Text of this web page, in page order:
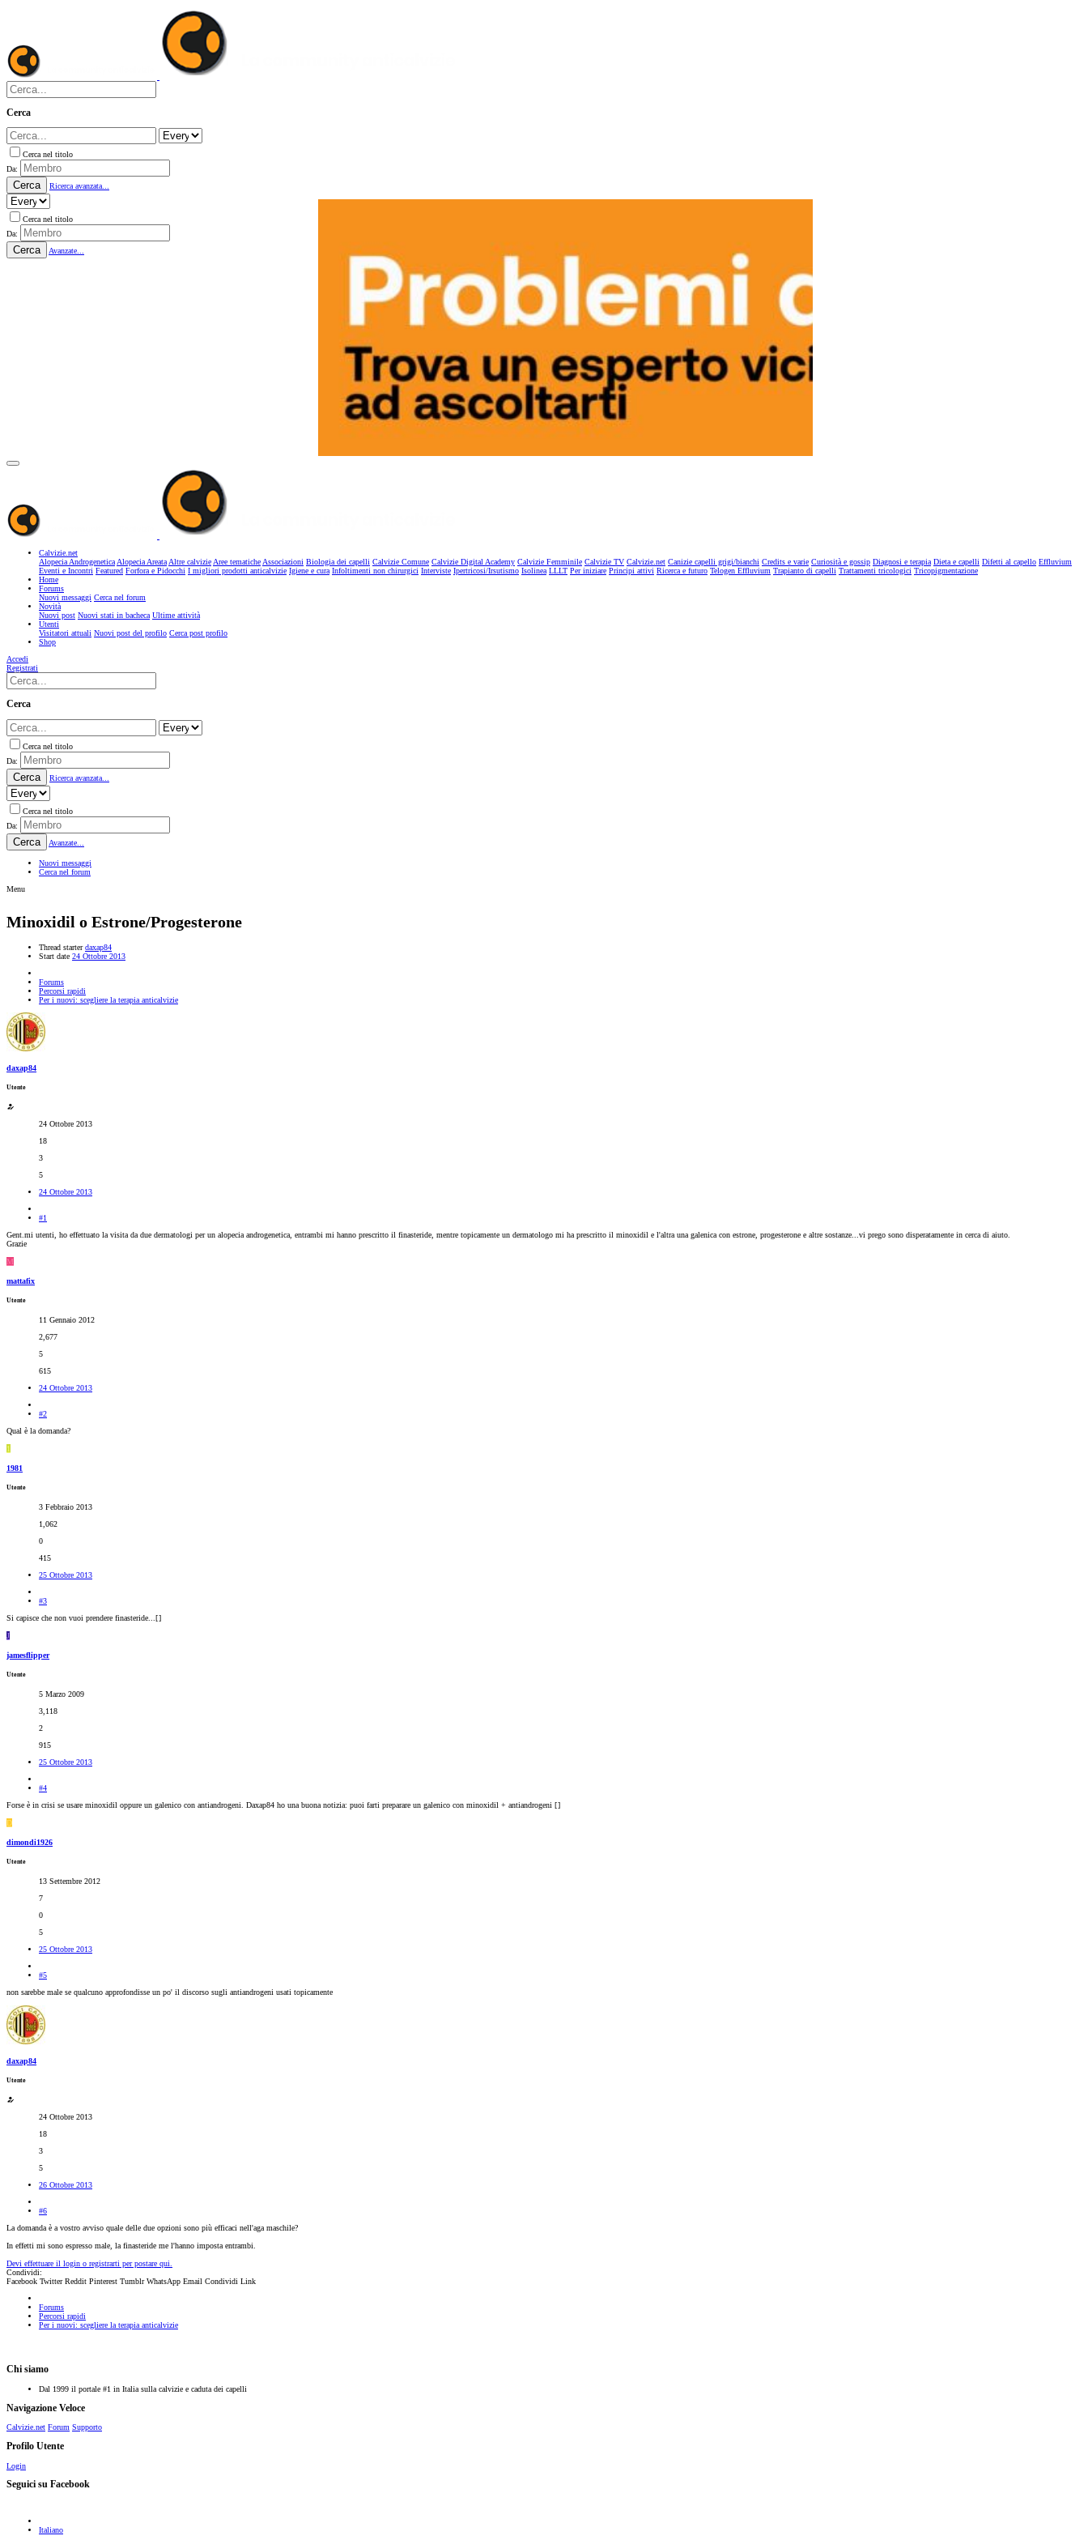
Cerca
Cerca nel titolo
Da:
Cerca Ricerca avanzata...
Cerca nel titolo
Da:
Cerca Avanzate...
Calvizie.net
Alopecia AndrogeneticaAlopecia AreataAltre calvizieAree tematicheAssociazioni Biologia dei capelli Calvizie Comune Calvizie Digital Academy Calvizie Femminile Calvizie TV Calvizie.net Canizie capelli grigi/bianchi Credits e varie Curiosità e gossip Diagnosi e terapia Dieta e capelli Difetti al capello Effluvium
Eventi e Incontri Featured Forfora e Pidocchi I migliori prodotti anticalvizie Igiene e cura Infoltimenti non chirurgici Interviste Ipertricosi/Irsutismo Isolinea LLLT Per iniziare Principi attivi Ricerca e futuro Telogen Effluvium Trapianto di capelli Trattamenti tricologici Tricopigmentazione
Home
Forums
Nuovi messaggi Cerca nel forum
Novità
Nuovi post Nuovi stati in bacheca Ultime attività
Utenti
Visitatori attuali Nuovi post del profilo Cerca post profilo
Shop
Accedi
Registrati
Cerca
Cerca nel titolo
Da:
Cerca Ricerca avanzata...
Cerca nel titolo
Da:
Cerca Avanzate...
Nuovi messaggi
Cerca nel forum
Menu
Minoxidil o Estrone/Progesterone
Thread starter daxap84
Start date 24 Ottobre 2013
Forums
Percorsi rapidi
Per i nuovi: scegliere la terapia anticalvizie
daxap84
Utente
24 Ottobre 2013
18
3
5
24 Ottobre 2013
#1
Gent.mi utenti, ho effettuato la visita da due dermatologi per un alopecia androgenetica, entrambi mi hanno prescritto il finasteride, mentre topicamente un dermatologo mi ha prescritto il minoxidil e l'altra una galenica con estrone, progesterone e altre sostanze...vi prego sono disperatamente in cerca di aiuto.
Grazie
M
mattafix
Utente
11 Gennaio 2012
2,677
5
615
24 Ottobre 2013
#2
Qual è la domanda?
1
1981
Utente
3 Febbraio 2013
1,062
0
415
25 Ottobre 2013
#3
Si capisce che non vuoi prendere finasteride...[]
J
jamesflipper
Utente
5 Marzo 2009
3,118
2
915
25 Ottobre 2013
#4
Forse è in crisi se usare minoxidil oppure un galenico con antiandrogeni. Daxap84 ho una buona notizia: puoi farti preparare un galenico con minoxidil + antiandrogeni []
D
dimondi1926
Utente
13 Settembre 2012
7
0
5
25 Ottobre 2013
#5
non sarebbe male se qualcuno approfondisse un po' il discorso sugli antiandrogeni usati topicamente
daxap84
Utente
24 Ottobre 2013
18
3
5
26 Ottobre 2013
#6
La domanda è a vostro avviso quale delle due opzioni sono più efficaci nell'aga maschile?
In effetti mi sono espresso male, la finasteride me l'hanno imposta entrambi.
Devi effettuare il login o registrarti per postare qui.
Condividi:
Facebook Twitter Reddit Pinterest Tumblr WhatsApp Email Condividi Link
Forums
Percorsi rapidi
Per i nuovi: scegliere la terapia anticalvizie
Chi siamo
Dal 1999 il portale #1 in Italia sulla calvizie e caduta dei capelli
Navigazione Veloce
Calvizie.net Forum Supporto
Profilo Utente
Login
Seguici su Facebook
Italiano